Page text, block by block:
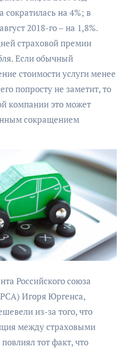
сократилась на 4%; в
2018-го – на 1,8%.
страховой премии
Если обычный
стоимости услуги менее
попросту не заметит, то
компании это может
сокращением
Российского союза
Игоря Юргенса,
из-за того, что
между страховыми
тот факт, что